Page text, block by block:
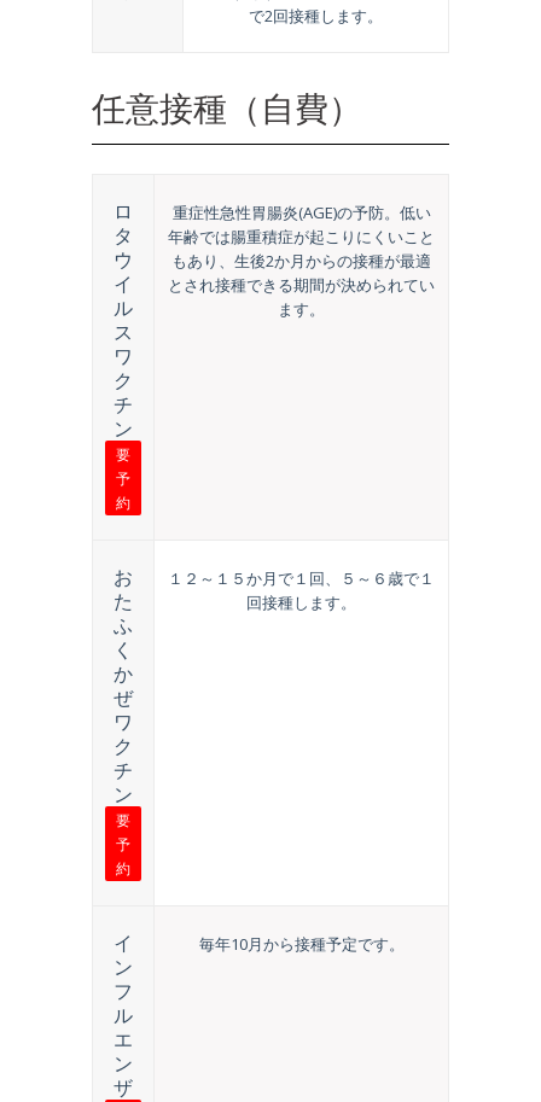
で2回接種します。
任意接種（自費）
ロ
タ
ウ
イ
ル
ス
ワ
ク
チ
ン
要
予
約
重症性急性胃腸炎(AGE)の予防。低い
年齢では腸重積症が起こりにくいこと
もあり、生後2か月からの接種が最適
とされ接種できる期間が決められてい
ます。
お
た
ふ
く
か
ぜ
ワ
ク
チ
ン
要
予
約
１２～１５か月で１回、５～６歳で１
回接種します。
イ
ン
フ
ル
エ
ン
ザ
毎年10月から接種予定です。